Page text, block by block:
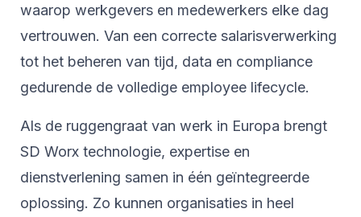
waarop werkgevers en medewerkers elke dag
vertrouwen. Van een correcte salarisverwerking
tot het beheren van tijd, data en compliance
gedurende de volledige employee lifecycle.
Als de ruggengraat van werk in Europa brengt
SD Worx technologie, expertise en
dienstverlening samen in één geïntegreerde
oplossing. Zo kunnen organisaties in heel